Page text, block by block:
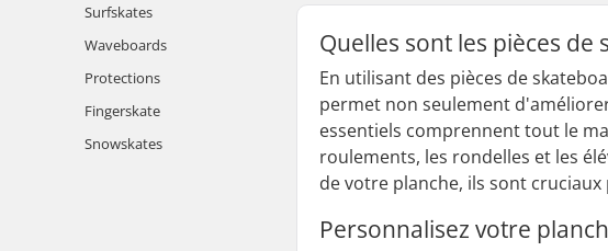
Surfskates
Waveboards
Protections
Fingerskate
Snowskates
Quelles sont les pièces
En utilisant des pièces de
permet non seulement
essentiels comprennent tout le
roulements, les rondelles et les
de votre planche, ils sont
Personnalisez votre